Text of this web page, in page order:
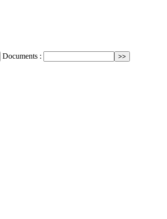
Documents :